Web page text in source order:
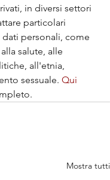
in diversi settori
particolari
personali, come
salute, alle
all'etnia,
sessuale. Qui
Mostra tutti